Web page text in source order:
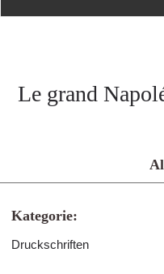
Le grand
Kategorie:
Druckschriften